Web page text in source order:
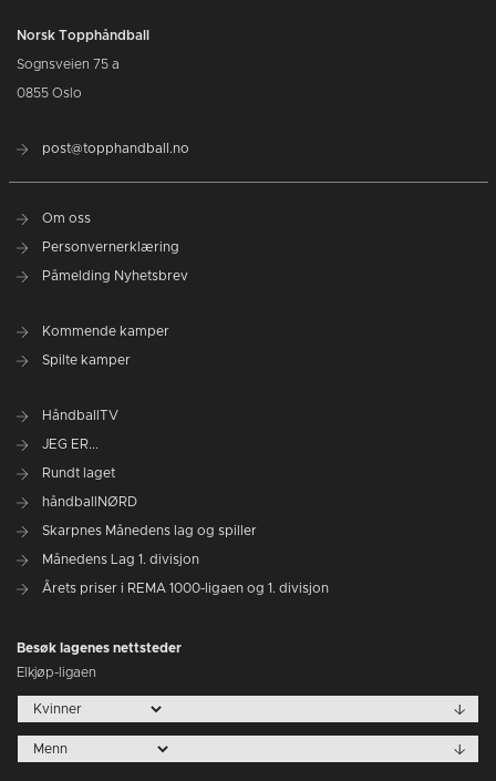
Norsk Topphåndball
Sognsveien 75 a
0855 Oslo
post@topphandball.no
Om oss
Personvernerklæring
Påmelding Nyhetsbrev
Kommende kamper
Spilte kamper
HåndballTV
JEG ER...
Rundt laget
håndballNØRD
Skarpnes Månedens lag og spiller
Månedens Lag 1. divisjon
Årets priser i REMA 1000-ligaen og 1. divisjon
Besøk lagenes nettsteder
Elkjøp-ligaen